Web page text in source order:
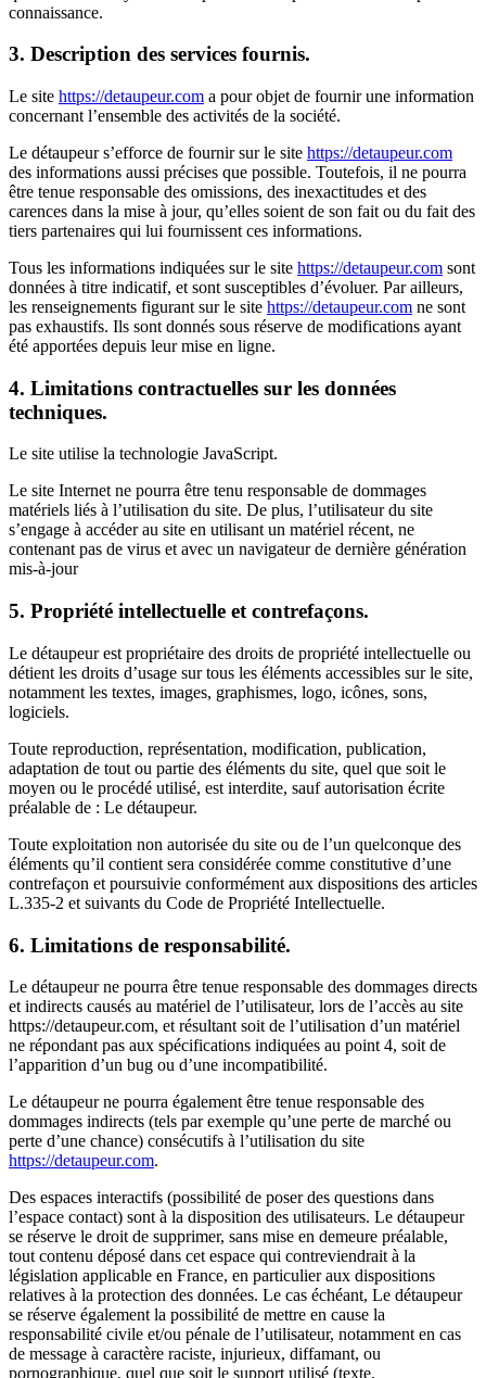
connaissance.
3. Description des services fournis.
Le site https://detaupeur.com a pour objet de fournir une information
concernant l’ensemble des activités de la société.
Le détaupeur s’efforce de fournir sur le site https://detaupeur.com
des informations aussi précises que possible. Toutefois, il ne pourra
être tenue responsable des omissions, des inexactitudes et des
carences dans la mise à jour, qu’elles soient de son fait ou du fait des
tiers partenaires qui lui fournissent ces informations.
Tous les informations indiquées sur le site https://detaupeur.com sont
données à titre indicatif, et sont susceptibles d’évoluer. Par ailleurs,
les renseignements figurant sur le site https://detaupeur.com ne sont
pas exhaustifs. Ils sont donnés sous réserve de modifications ayant
été apportées depuis leur mise en ligne.
4. Limitations contractuelles sur les données
techniques.
Le site utilise la technologie JavaScript.
Le site Internet ne pourra être tenu responsable de dommages
matériels liés à l’utilisation du site. De plus, l’utilisateur du site
s’engage à accéder au site en utilisant un matériel récent, ne
contenant pas de virus et avec un navigateur de dernière génération
mis-à-jour
5. Propriété intellectuelle et contrefaçons.
Le détaupeur est propriétaire des droits de propriété intellectuelle ou
détient les droits d’usage sur tous les éléments accessibles sur le site,
notamment les textes, images, graphismes, logo, icônes, sons,
logiciels.
Toute reproduction, représentation, modification, publication,
adaptation de tout ou partie des éléments du site, quel que soit le
moyen ou le procédé utilisé, est interdite, sauf autorisation écrite
préalable de : Le détaupeur.
Toute exploitation non autorisée du site ou de l’un quelconque des
éléments qu’il contient sera considérée comme constitutive d’une
contrefaçon et poursuivie conformément aux dispositions des articles
L.335-2 et suivants du Code de Propriété Intellectuelle.
6. Limitations de responsabilité.
Le détaupeur ne pourra être tenue responsable des dommages directs
et indirects causés au matériel de l’utilisateur, lors de l’accès au site
https://detaupeur.com, et résultant soit de l’utilisation d’un matériel
ne répondant pas aux spécifications indiquées au point 4, soit de
l’apparition d’un bug ou d’une incompatibilité.
Le détaupeur ne pourra également être tenue responsable des
dommages indirects (tels par exemple qu’une perte de marché ou
perte d’une chance) consécutifs à l’utilisation du site
https://detaupeur.com.
Des espaces interactifs (possibilité de poser des questions dans
l’espace contact) sont à la disposition des utilisateurs. Le détaupeur
se réserve le droit de supprimer, sans mise en demeure préalable,
tout contenu déposé dans cet espace qui contreviendrait à la
législation applicable en France, en particulier aux dispositions
relatives à la protection des données. Le cas échéant, Le détaupeur
se réserve également la possibilité de mettre en cause la
responsabilité civile et/ou pénale de l’utilisateur, notamment en cas
de message à caractère raciste, injurieux, diffamant, ou
pornographique, quel que soit le support utilisé (texte,